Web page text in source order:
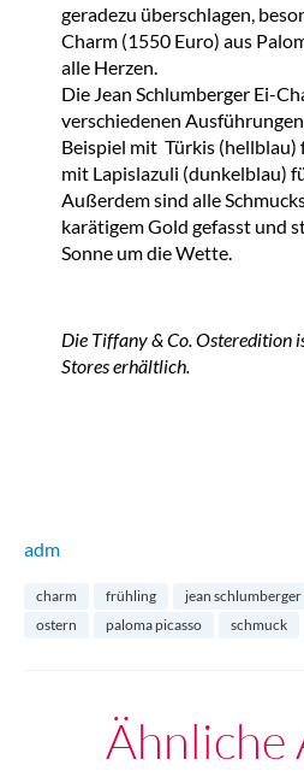
geradezu überschlagen,
Charm (1550 Euro) aus
alle Herzen.
Die Jean Schlumberger Ei-
verschiedenen
Beispiel mit Türkis (hellblau)
mit Lapislazuli (dunkelblau)
Außerdem sind alle
karätigem Gold gefasst und
Sonne um die Wette.
Die Tiffany & Co. Osteredition
Stores erhältlich.
adm
charm frühling jean schlumberger
ostern
paloma picasso schmuck
Ähnliche